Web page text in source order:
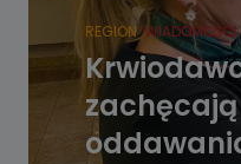
REGION WIADOMOŚCI